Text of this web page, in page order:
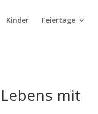
Kinder Feiertage
mit